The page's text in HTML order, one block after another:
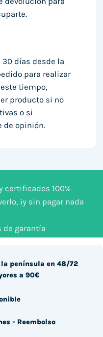
30 días desde la
para realizar
tiempo,
producto si no
o si
de opinión.
100%
¡y sin pagar nada
de garantía
península en 48/72
a 90€
- Reembolso